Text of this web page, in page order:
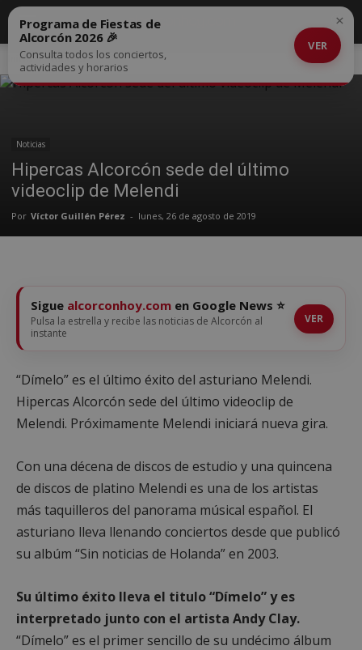
Inicio Noticias
Noticias
Hipercas Alcorcón sede del último
videoclip de Melendi
Por Víctor Guillén Pérez - lunes, 26 de agosto de 2019
Programa de Fiestas de
Alcorcón 2026 🎉
Consulta todos los conciertos,
actividades y horarios
VER
×
Sigue alcorconhoy.com en Google News ⭐
Pulsa la estrella y recibe las noticias de Alcorcón al
instante
VER
“Dímelo” es el último éxito del asturiano Melendi.
Hipercas Alcorcón sede del último videoclip de
Melendi. Próximamente Melendi iniciará nueva gira.
Con una décena de discos de estudio y una quincena
de discos de platino Melendi es una de los artistas
más taquilleros del panorama músical español. El
asturiano lleva llenando conciertos desde que publicó
su albúm “Sin noticias de Holanda” en 2003.
Su último éxito lleva el titulo “Dímelo” y es
interpretado junto con el artista Andy Clay.
“Dímelo” es el primer sencillo de su undécimo álbum